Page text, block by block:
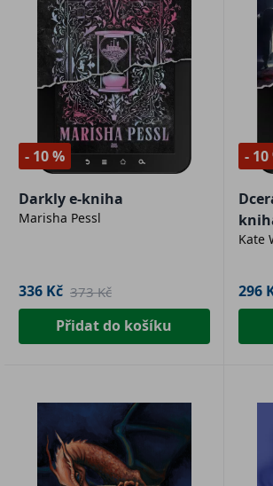
- 10 %
Darkly e-kniha
Marisha Pessl
336 Kč 373 Kč
Přidat do košíku
- 10
Kate
296